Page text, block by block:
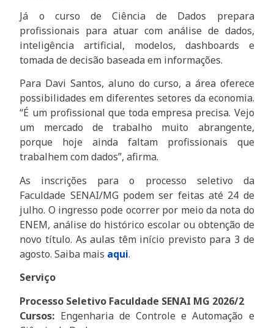
Já o curso de Ciência de Dados prepara
profissionais para atuar com análise de dados,
inteligência artificial, modelos, dashboards e
tomada de decisão baseada em informações.
Para Davi Santos, aluno do curso, a área oferece
possibilidades em diferentes setores da economia.
“É um profissional que toda empresa precisa. Vejo
um mercado de trabalho muito abrangente,
porque hoje ainda faltam profissionais que
trabalhem com dados”, afirma.
As inscrições para o processo seletivo da
Faculdade SENAI/MG podem ser feitas até 24 de
julho. O ingresso pode ocorrer por meio da nota do
ENEM, análise do histórico escolar ou obtenção de
novo título. As aulas têm início previsto para 3 de
agosto. Saiba mais aqui.
Serviço
Processo Seletivo Faculdade SENAI MG 2026/2
Cursos: Engenharia de Controle e Automação e